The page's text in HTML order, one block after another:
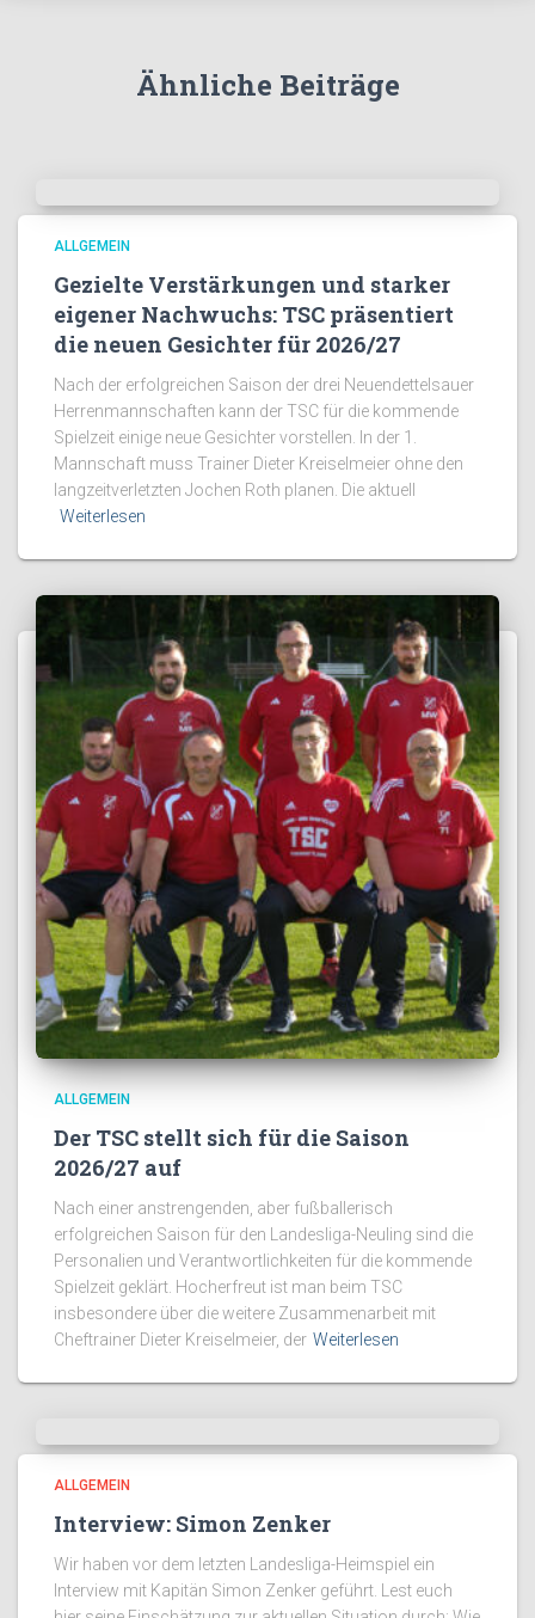
Ähnliche Beiträge
ALLGEMEIN
Gezielte Verstärkungen und starker
eigener Nachwuchs: TSC präsentiert
die neuen Gesichter für 2026/27
Nach der erfolgreichen Saison der drei Neuendettelsauer
Herrenmannschaften kann der TSC für die kommende
Spielzeit einige neue Gesichter vorstellen. In der 1.
Mannschaft muss Trainer Dieter Kreiselmeier ohne den
langzeitverletzten Jochen Roth planen. Die aktuell
Weiterlesen
ALLGEMEIN
Der TSC stellt sich für die Saison
2026/27 auf
Nach einer anstrengenden, aber fußballerisch
erfolgreichen Saison für den Landesliga-Neuling sind die
Personalien und Verantwortlichkeiten für die kommende
Spielzeit geklärt. Hocherfreut ist man beim TSC
insbesondere über die weitere Zusammenarbeit mit
Cheftrainer Dieter Kreiselmeier, der Weiterlesen
ALLGEMEIN
Interview: Simon Zenker
Wir haben vor dem letzten Landesliga-Heimspiel ein
Interview mit Kapitän Simon Zenker geführt. Lest euch